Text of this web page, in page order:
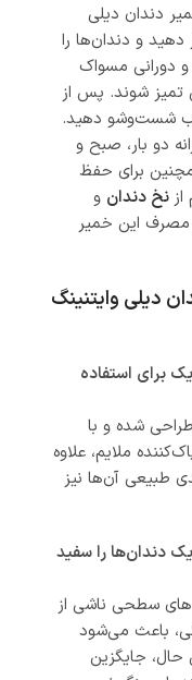
دندان دیلی
دهید و دندان‌ها را
و دورانی مسواک
تمیز شوند. پس از
آب شست‌وشو دهید.
دو بار، صبح و
برای حفظ
نخ دندان و
مصرف این خمیر
دیلی وایتنینگ
برای استفاده
شده و با
ملایم، علاوه
طبیعی آن‌ها نیز
دندان‌ها را سفید
سطحی ناشی از
باعث می‌شود
حال، جایگزین